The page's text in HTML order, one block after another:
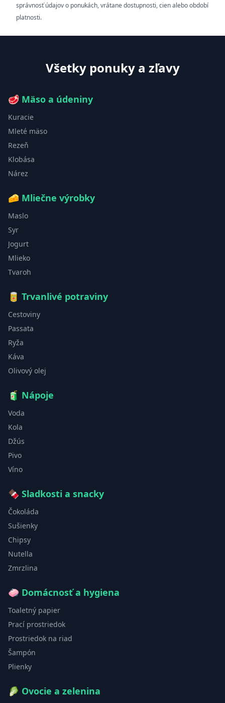
správnosť údajov o ponukách, vrátane dostupnosti, cien alebo období
platnosti.
Všetky ponuky a zľavy
🥩 Mäso a údeniny
Kuracie
Mleté mäso
Rezeň
Klobása
Nárez
🧀 Mliečne výrobky
Maslo
Syr
Jogurt
Mlieko
Tvaroh
🥫 Trvanlivé potraviny
Cestoviny
Passata
Ryža
Káva
Olivový olej
🧃 Nápoje
Voda
Kola
Džús
Pivo
Víno
🍫 Sladkosti a snacky
Čokoláda
Sušienky
Chipsy
Nutella
Zmrzlina
🧼 Domácnosť a hygiena
Toaletný papier
Prací prostriedok
Prostriedok na riad
Šampón
Plienky
🥬 Ovocie a zelenina